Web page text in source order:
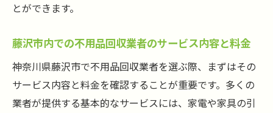
とができます。
藤沢市内での不用品回収業者のサービス内容と料金
神奈川県藤沢市で不用品回収業者を選ぶ際、まずはその
サービス内容と料金を確認することが重要です。多くの
業者が提供する基本的なサービスには、家電や家具の引